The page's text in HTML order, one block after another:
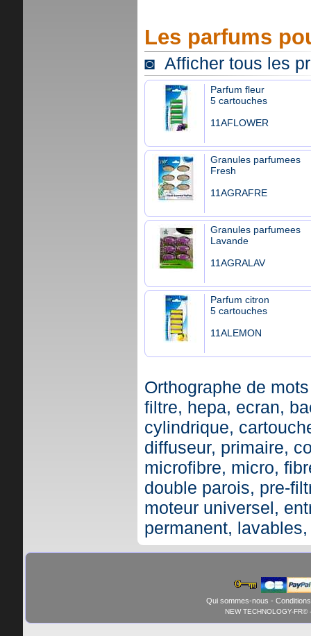
Les parfums
◙ Afficher tous les
Parfum fleur
5 cartouches
11AFLOWER
Granules parfumees
Fresh
11AGRAFRE
Granules parfumees
Lavande
11AGRALAV
Parfum citron
5 cartouches
11ALEMON
Orthographe de
filtre, hepa, ecran,
cylindrique,
diffuseur, primaire,
microfibre, micro,
double parois, pre-
moteur universel,
permanent,
Qui sommes-nous -
NEW TECHNOLOGY-